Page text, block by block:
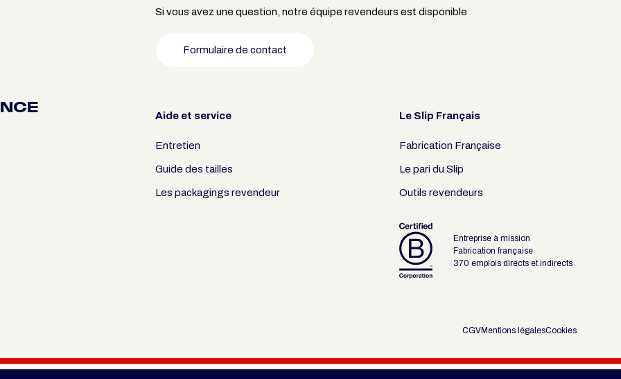
Si vous avez une question, notre équipe revendeurs est disponible
Formulaire de contact
Aide et service
Entretien
Guide des tailles
Les packagings revendeur
Le Slip Français
Fabrication Française
Le pari du Slip
Outils revendeurs
Entreprise à mission
Fabrication française
370 emplois directs et indirects
CGVMentions légalesCookies